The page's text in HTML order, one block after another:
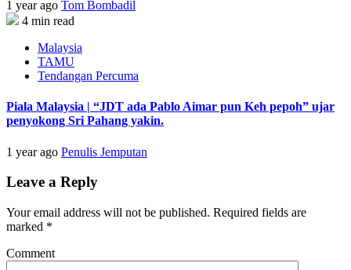
1 year ago Tom Bombadil
4 min read
Malaysia
TAMU
Tendangan Percuma
Piala Malaysia | “JDT ada Pablo Aimar pun Keh pepoh” ujar
penyokong Sri Pahang yakin.
1 year ago Penulis Jemputan
Leave a Reply
Your email address will not be published. Required fields are
marked *
Comment